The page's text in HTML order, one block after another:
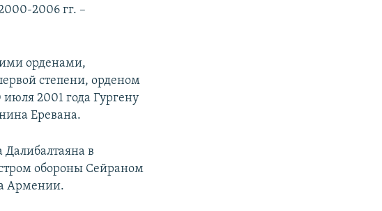
2006 гг. –
орденами,
степени, орденом
2001 года Гургену
Еревана.
в
обороны Сейраном
Армении.